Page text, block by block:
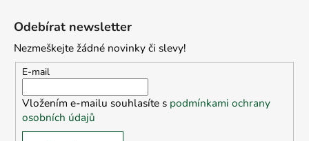
Odebírat newsletter
Nezmeškejte žádné novinky či slevy!
E-mail
Vložením e-mailu souhlasíte s podmínkami ochrany
osobních údajů